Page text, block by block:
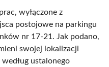
wyłączone z
postojowe na parkingu
nr 17-21. Jak podano,
swojej lokalizacji
ustalonego